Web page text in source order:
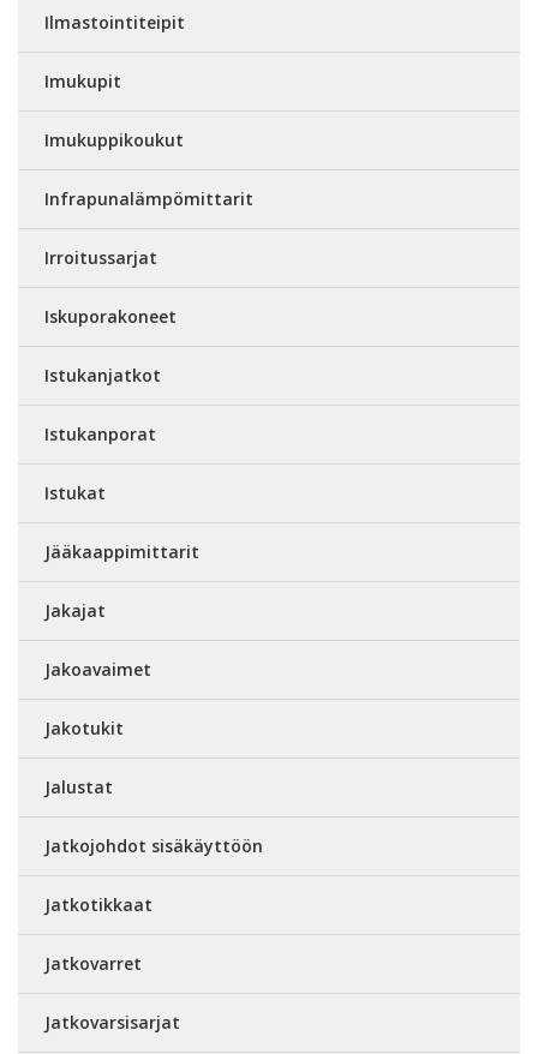
Ilmastointiteipit
Imukupit
Imukuppikoukut
Infrapunalämpömittarit
Irroitussarjat
Iskuporakoneet
Istukanjatkot
Istukanporat
Istukat
Jääkaappimittarit
Jakajat
Jakoavaimet
Jakotukit
Jalustat
Jatkojohdot sisäkäyttöön
Jatkotikkaat
Jatkovarret
Jatkovarsisarjat